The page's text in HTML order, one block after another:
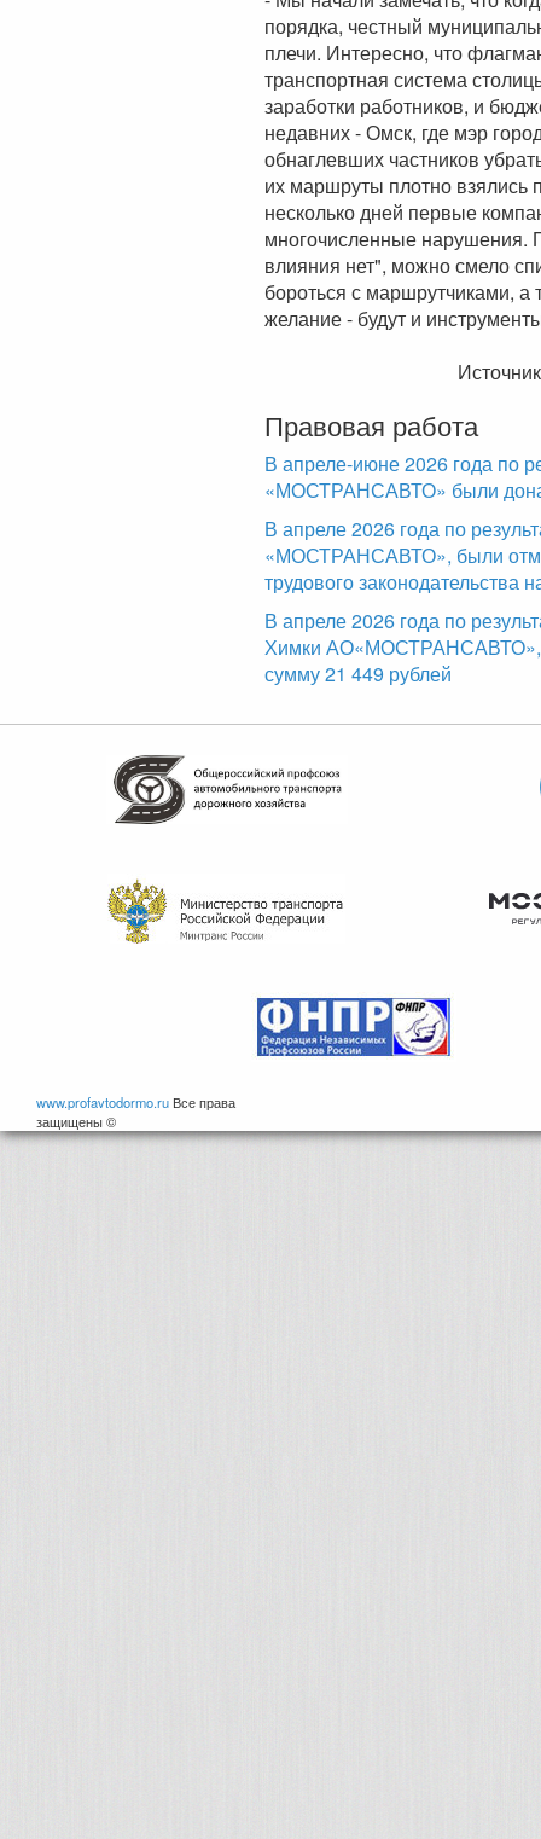
порядка, честный
плечи. Интересно, что
транспортная система
заработки работников, и
недавних - Омск, где мэр
обнаглевших частников
их маршруты плотно взялись
несколько дней первые
многочисленные нарушения.
влияния нет", можно смело
бороться с маршрутчиками,
желание - будут и
Правовая работа
В апреле-июне 2026 года по
«МОСТРАНСАВТО» были
В апреле 2026 года по
«МОСТРАНСАВТО», были
трудового
В апреле 2026 года по
Химки АО«МОСТРАНСАВТО»,
сумму 21 449 рублей
www.profavtodormo.ru Все права
защищены ©